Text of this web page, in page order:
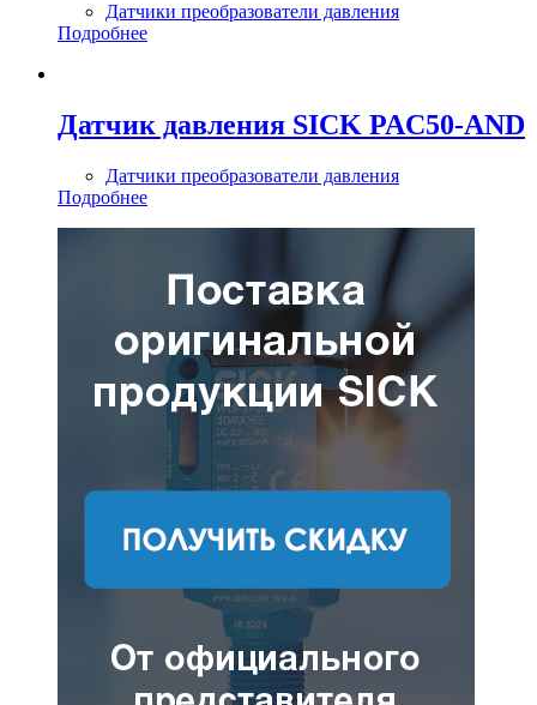
Датчики преобразователи давления
Подробнее
Датчик давления SICK PAC50-AND
Датчики преобразователи давления
Подробнее